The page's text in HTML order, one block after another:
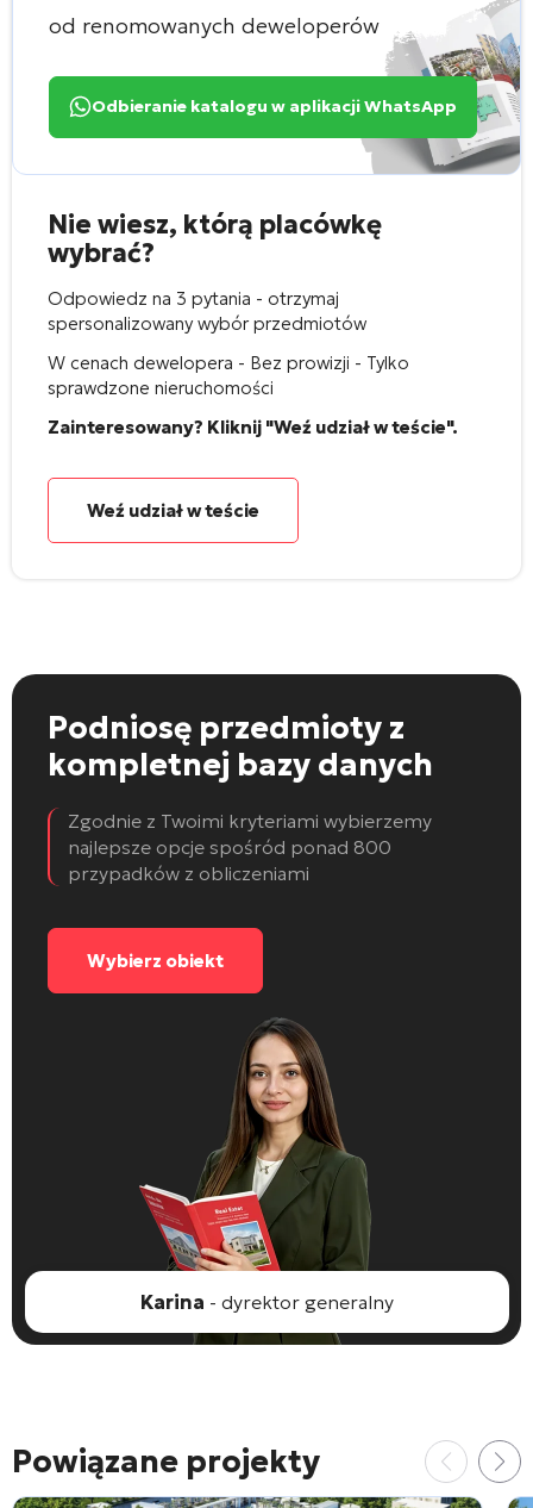
od renomowanych deweloperów
Odbieranie katalogu w aplikacji WhatsApp
Nie wiesz, którą placówkę
wybrać?
Odpowiedz na 3 pytania - otrzymaj
spersonalizowany wybór przedmiotów
W cenach dewelopera - Bez prowizji - Tylko
sprawdzone nieruchomości
Zainteresowany? Kliknij "Weź udział w teście".
Weź udział w teście
Podniosę przedmioty z
kompletnej bazy danych
Zgodnie z Twoimi kryteriami wybierzemy
najlepsze opcje spośród ponad 800
przypadków z obliczeniami
Wybierz obiekt
Karina - dyrektor generalny
Powiązane projekty